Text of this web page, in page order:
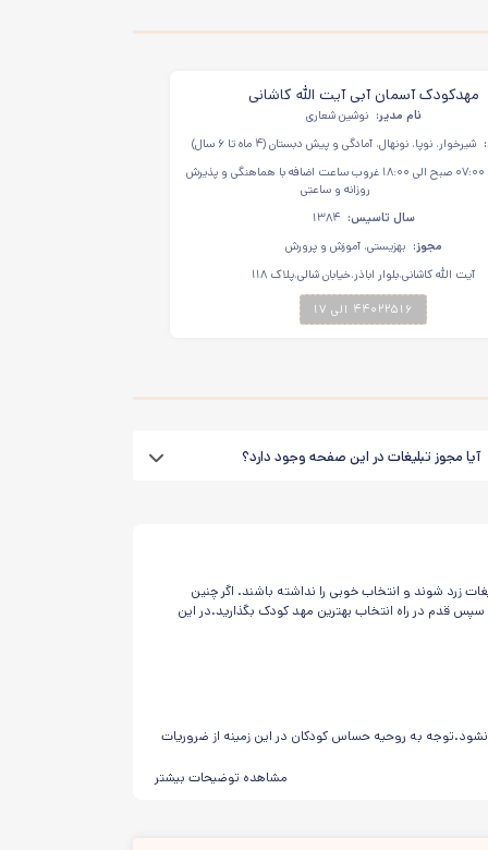
مهدکودک آسمان آبی آیت الله کاشانی
نام مدیر: نوشین شعاری
شیرخوار، نوپا، نونهال، آمادگی و پیش دبستان (۴ ماه تا ۶ سال)
۰۷:۰۰ صبح الی ۱۸:۰۰ غروب ساعت اضافه با هماهنگی و پذیرش
روزانه و ساعتی
سال تاسیس: ۱۳۸۴
مجوز: بهزیستی، آموزش و پرورش
آیت الله کاشانی،بلوار اباذر،خیابان شالی،پلاک ۱۱۸
۴۴۰۲۲۵۱۶ الی ۱۷
آیا مجوز تبلیغات در این صفحه وجود دارد؟
شوند و انتخاب خوبی را نداشته باشند. اگر چنین
قدم در راه انتخاب بهترین مهد کودک بگذارید.در این
به روحیه حساس کودکان در این زمینه از ضروریات
مشاهده توضیحات بیشتر